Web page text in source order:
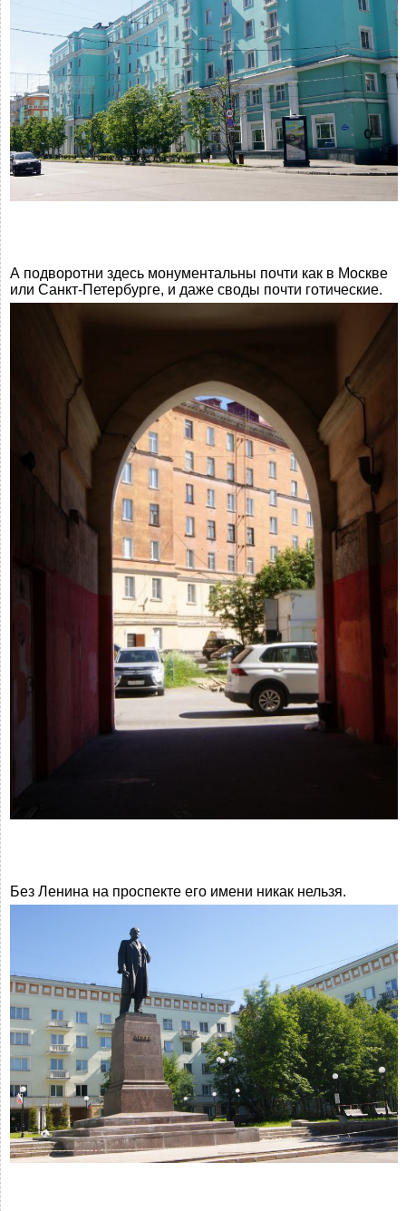
А подворотни здесь монументальны почти как в Москве
или Санкт-Петербурге, и даже своды почти готические.
Без Ленина на проспекте его имени никак нельзя.